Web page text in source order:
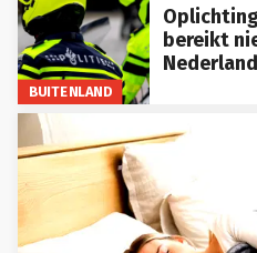
BUITENLAND
bereikt
Nederland